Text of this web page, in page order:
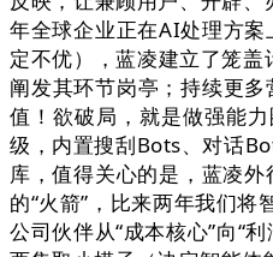
年全球企业正在AI处理方
定不优），蓝凌建立了笼
阐发其环节岗亭；持续更
值！欲破局，就是做强能
级，内置搜刮Bots、对话
库，值得关心的是，蓝凌
的“火箭”，比来两年我们
公司伙伴从“成本核心”向“